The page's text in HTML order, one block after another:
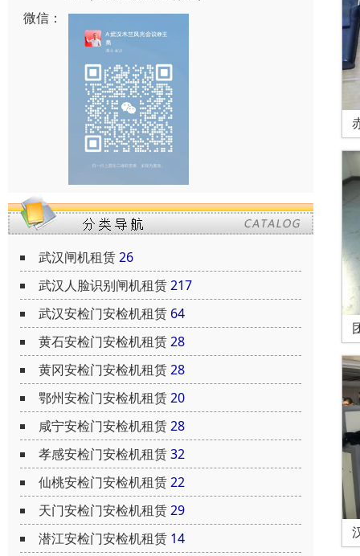
微信：
武汉闸机租赁26
武汉人脸识别闸机租赁217
武汉安检门安检机租赁 64
黄石安检门安检机租赁28
黄冈安检门安检机租赁28
鄂州安检门安检机租赁20
咸宁安检门安检机租赁28
孝感安检门安检机租赁32
仙桃安检门安检机租赁22
天门安检门安检机租赁29
潜江安检门安检机租赁 14